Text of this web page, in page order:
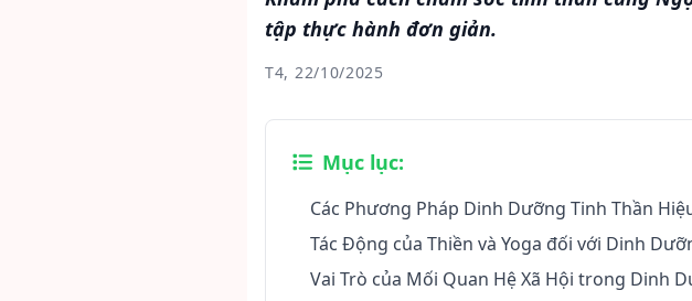
tập thực hành đơn giản.
T4, 22/10/2025
Mục lục:
Các Phương Pháp Dinh Dưỡng Tinh Thần
Tác Động của Thiền và Yoga đối với Dinh
Vai Trò của Mối Quan Hệ Xã Hội trong Dinh